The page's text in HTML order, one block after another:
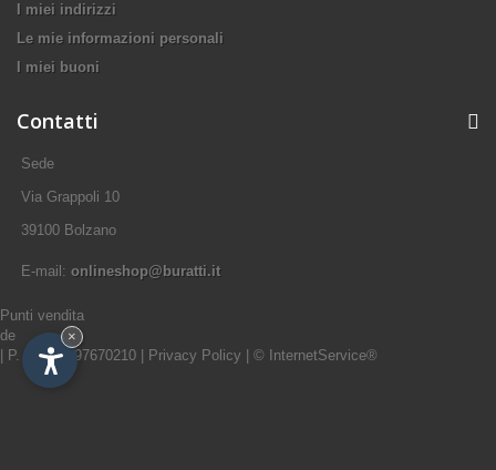
I miei indirizzi
Le mie informazioni personali
I miei buoni
Contatti
Sede
Via Grappoli 10
39100 Bolzano
E-mail: onlineshop@buratti.it
Punti vendita
de
P. IVA 00097670210 Privacy Policy © InternetService®
×